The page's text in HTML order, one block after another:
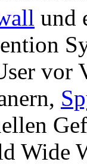
und
vor
Wide